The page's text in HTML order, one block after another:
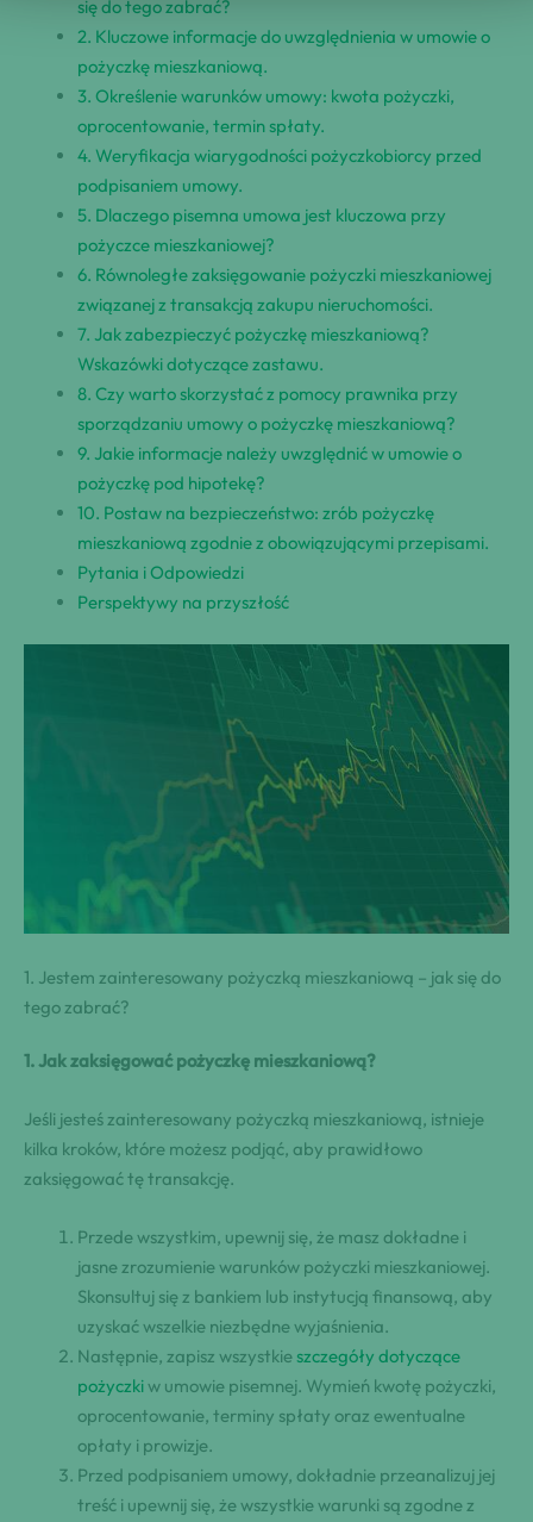
się do tego zabrać?
2. Kluczowe informacje⁢ do uwzględnienia w umowie o
pożyczkę mieszkaniową.
3. Określenie warunków umowy: kwota pożyczki,
oprocentowanie,‌ termin spłaty.
4. Weryfikacja wiarygodności pożyczkobiorcy przed
podpisaniem umowy.
5. Dlaczego pisemna umowa jest kluczowa przy
pożyczce mieszkaniowej?
6. Równoległe zaksięgowanie pożyczki mieszkaniowej
związanej z transakcją ‍zakupu nieruchomości.
7. Jak⁢ zabezpieczyć pożyczkę mieszkaniową?
Wskazówki dotyczące⁤ zastawu.
8. Czy warto skorzystać ⁤z ​pomocy prawnika przy
sporządzaniu ⁤umowy ‍o pożyczkę mieszkaniową?
9. ⁣Jakie informacje należy uwzględnić w⁣ umowie o
pożyczkę pod hipotekę?
10. Postaw na‍ bezpieczeństwo: zrób pożyczkę
mieszkaniową zgodnie z obowiązującymi ‌przepisami.
Pytania i Odpowiedzi
Perspektywy na przyszłość
1. Jestem zainteresowany ​pożyczką mieszkaniową – jak ⁤się do
⁣tego zabrać?
1. Jak zaksięgować pożyczkę mieszkaniową?
Jeśli jesteś ‍zainteresowany pożyczką mieszkaniową, istnieje
kilka kroków, które możesz podjąć, aby prawidłowo
zaksięgować tę transakcję.
Przede wszystkim, upewnij ⁢się, że masz dokładne i
jasne zrozumienie warunków‌ pożyczki mieszkaniowej.
‌Skonsultuj ⁤się z bankiem lub instytucją finansową, aby
uzyskać wszelkie‍ niezbędne wyjaśnienia.
Następnie, zapisz wszystkieszczegóły dotyczące
pożyczkiw umowie⁢ pisemnej. ⁢Wymień kwotę pożyczki,
oprocentowanie, terminy spłaty oraz⁣ ewentualne
opłaty i​ prowizje.
Przed podpisaniem umowy, dokładnie przeanalizuj‌ jej ​
treść i​ upewnij ⁤się, że wszystkie​ warunki są zgodne z